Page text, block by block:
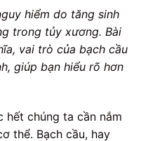
hiểm do tăng sinh
trong tủy xương. Bài
vai trò của bạch cầu
giúp bạn hiểu rõ hơn
hết chúng ta cần nắm
thể. Bạch cầu, hay